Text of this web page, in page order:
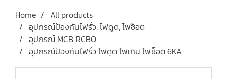
Home
All products
อุปกรณ์ป้องกันไฟรั่ว, ไฟดูด, ไฟช็อต
อุปกรณ์ MCB RCBO
อุปกรณ์ป้องกันไฟรั่ว ไฟดูด ไฟเกิน ไฟช็อต 6KA